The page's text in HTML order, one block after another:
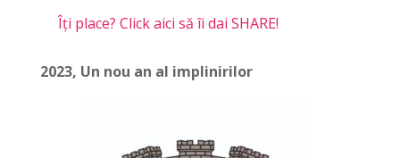
Îți place? Click aici să îi dai SHARE!
2023, Un nou an al implinirilor